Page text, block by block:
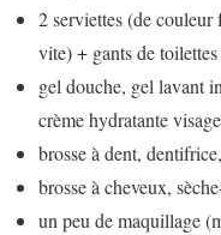
2 serviettes (de couleur
vite) + gants de toilettes
gel douche, gel lavant
crème hydratante
brosse à dent,
brosse à cheveux,
un peu de maquillage